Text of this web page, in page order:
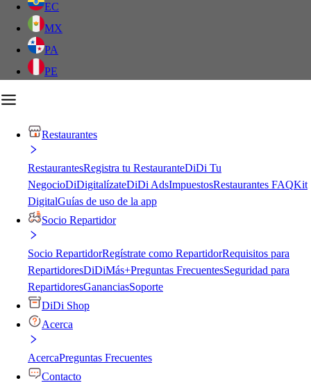
EC
MX
PA
PE
Restaurantes
RestaurantesRegistra tu RestauranteDiDi Tu
NegocioDiDigitalízateDiDi AdsImpuestosRestaurantes FAQKit
DigitalGuías de uso de la app
Socio Repartidor
Socio RepartidorRegístrate como RepartidorRequisitos para
RepartidoresDiDiMás+Preguntas FrecuentesSeguridad para
RepartidoresGananciasSoporte
DiDi Shop
Acerca
AcercaPreguntas Frecuentes
Contacto